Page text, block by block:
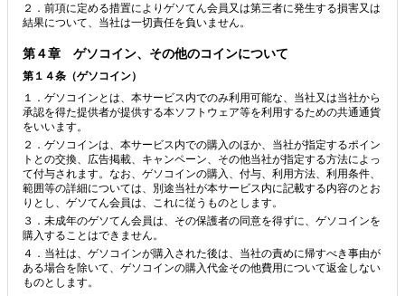
２．前項に定める措置によりゲソてん会員又は第三者に発生する損害又は
結果について、当社は一切責任を負いません。
第４章 ゲソコイン、その他のコインについて
第１４条（ゲソコイン）
１．ゲソコインとは、本サービス内でのみ利用可能な、当社又は当社から
承認を得た提供者が提供する本ソフトウェア等を利用するための共通通貨
をいいます。
２．ゲソコインは、本サービス内での購入のほか、当社が指定するポイン
トとの交換、広告掲載、キャンペーン、その他当社が指定する方法によっ
て付与されます。なお、ゲソコインの購入、付与、利用方法、利用条件、
範囲等の詳細については、別途当社が本サービス内に記載する内容のとお
りとし、ゲソてん会員は、これに従うものとします。
３．未成年のゲソてん会員は、その保護者の同意を得ずに、ゲソコインを
購入することはできません。
４．当社は、ゲソコインが購入された後は、当社の責めに帰すべき事由が
ある場合を除いて、ゲソコインの購入代金その他費用について返金しない
ものとします。